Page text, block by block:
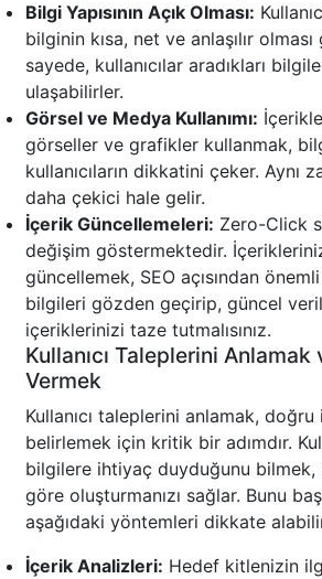
Bilgi Yapısının Açık Olması:
bilginin kısa, net ve anlaşılır
sayede, kullanıcılar aradıkları
ulaşabilirler.
Görsel ve Medya Kullanımı:
görseller ve grafikler kullanmak,
kullanıcıların dikkatini çeker. Aynı
daha çekici hale gelir.
İçerik Güncellemeleri: Zero-Click
değişim göstermektedir.
güncellemek, SEO açısından
bilgileri gözden geçirip, güncel
içeriklerinizi taze tutmalısınız.
Kullanıcı Taleplerini Anlamak
Vermek
Kullanıcı taleplerini anlamak,
belirlemek için kritik bir adımdır.
bilgilere ihtiyaç duyduğunu
göre oluşturmanızı sağlar. Bunu
aşağıdaki yöntemleri dikkate
İçerik Analizleri: Hedef kitlenizin